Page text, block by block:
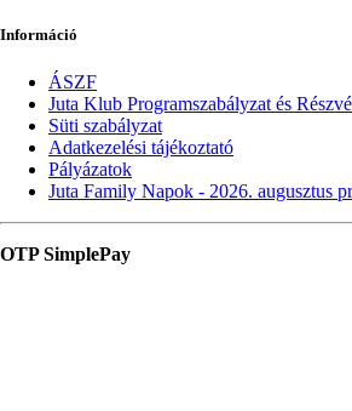
Információ
ÁSZF
Juta Klub Programszabályzat és
Süti szabályzat
Adatkezelési tájékoztató
Pályázatok
Juta Family Napok - 2026. augusztus
OTP SimplePay